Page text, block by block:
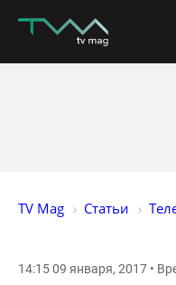
TV Mag Статьи
14:15 09 января, 2017 •